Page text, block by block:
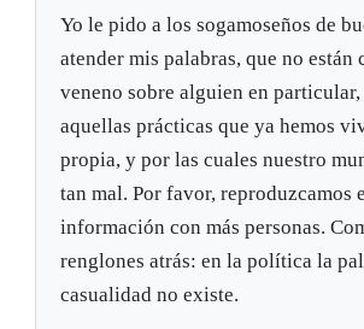
Yo le pido a los sogamoseños de
atender mis palabras, que no están
veneno sobre alguien en
aquellas prácticas que ya hemos
propia, y por las cuales nuestro
tan mal. Por favor, reproduzcamos
información con más personas.
renglones atrás: en la política la
casualidad no existe.